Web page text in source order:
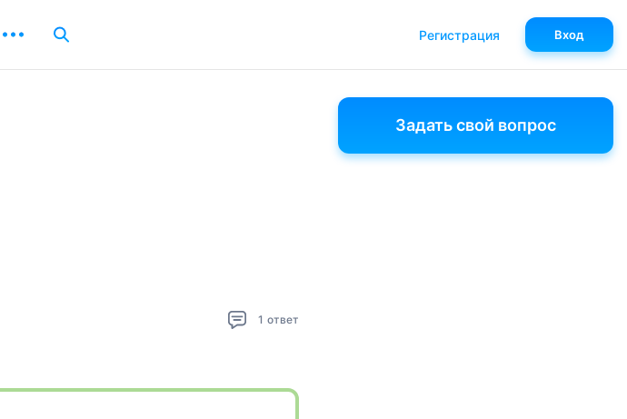
1 ответ
Задать свой вопрос
Регистрация Вход